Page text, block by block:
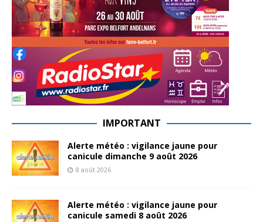
IMPORTANT
Alerte météo : vigilance jaune pour
canicule dimanche 9 août 2026
8 août 2026
Alerte météo : vigilance jaune pour
canicule samedi 8 août 2026